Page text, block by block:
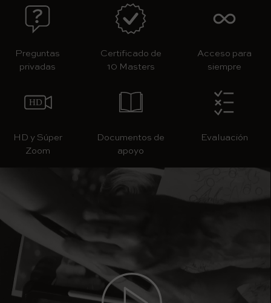
Preguntas
privadas
Certificado de
10 Masters
Acceso para
siempre
HD y Súper
Zoom
Documentos de
apoyo
Evaluación